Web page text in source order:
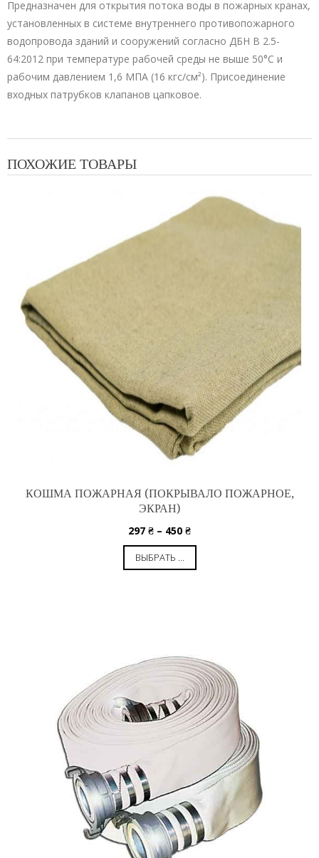
Предназначен для открытия потока воды в пожарных кранах,
установленных в системе внутреннего противопожарного
водопровода зданий и сооружений согласно ДБН В 2.5-
64:2012 при температуре рабочей среды не выше 50°С и
рабочим давлением 1,6 МПА (16 кгс/см²). Присоединение
входных патрубков клапанов цапковое.
ПОХОЖИЕ ТОВАРЫ
КОШМА ПОЖАРНАЯ (ПОКРЫВАЛО ПОЖАРНОЕ,
ЭКРАН)
297 ₴ – 450 ₴
ВЫБРАТЬ ...